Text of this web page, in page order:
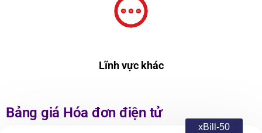
Lĩnh vực khác
Bảng giá Hóa đơn điện tử
xBill-50